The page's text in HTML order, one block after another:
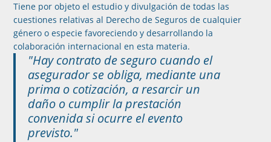
Tiene por objeto el estudio y divulgación de todas las
cuestiones relativas al Derecho de Seguros de cualquier
género o especie favoreciendo y desarrollando la
colaboración internacional en esta materia.
"Hay contrato de seguro cuando el
asegurador se obliga, mediante una
prima o cotización, a resarcir un
daño o cumplir la prestación
convenida si ocurre el evento
previsto."